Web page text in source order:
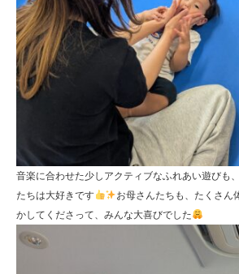
音楽に合わせた少しアクティブなふれあい遊びも
たちは大好きです
お母さんたちも、たくさん
かしてくださって、みんな大喜びでした